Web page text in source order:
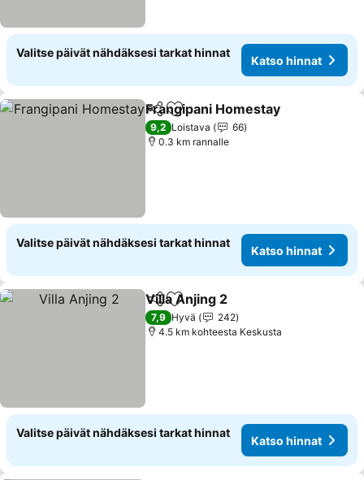
Valitse päivät nähdäksesi tarkat hinnat
Katso hinnat
Jaa Lisää suosikkeihin
Frangipani Homestay
9,2 Loistava
66
0.3 km rannalle
Valitse päivät nähdäksesi tarkat hinnat
Katso hinnat
Jaa Lisää suosikkeihin
Villa Anjing 2
7,9 Hyvä
242
4.5 km kohteesta Keskusta
Valitse päivät nähdäksesi tarkat hinnat
Katso hinnat